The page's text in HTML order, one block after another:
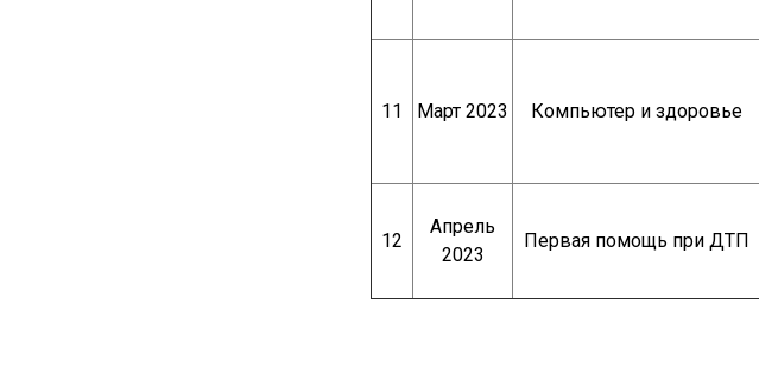
11 Март 2023 Компьютер и здоровье
12
Апрель
2023
Первая помощь при ДТП